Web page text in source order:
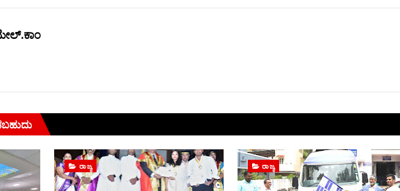
ರಾಜ್ಯ ರಾಜ್ಯ